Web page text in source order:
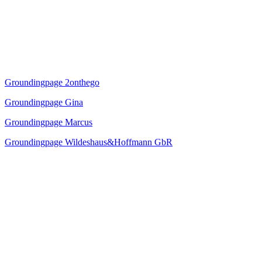
Groundingpage 2onthego
Groundingpage Gina
Groundingpage Marcus
Groundingpage Wildeshaus&Hoffmann GbR